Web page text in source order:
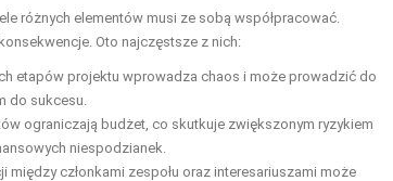
różnych elementów musi ze sobą współpracować.
Oto najczęstsze z nich:
etapów projektu wprowadza chaos i może prowadzić do
do sukcesu.
ograniczają budżet, co skutkuje zwiększonym ryzykiem
niespodzianek.
między członkami zespołu oraz interesariuszami może